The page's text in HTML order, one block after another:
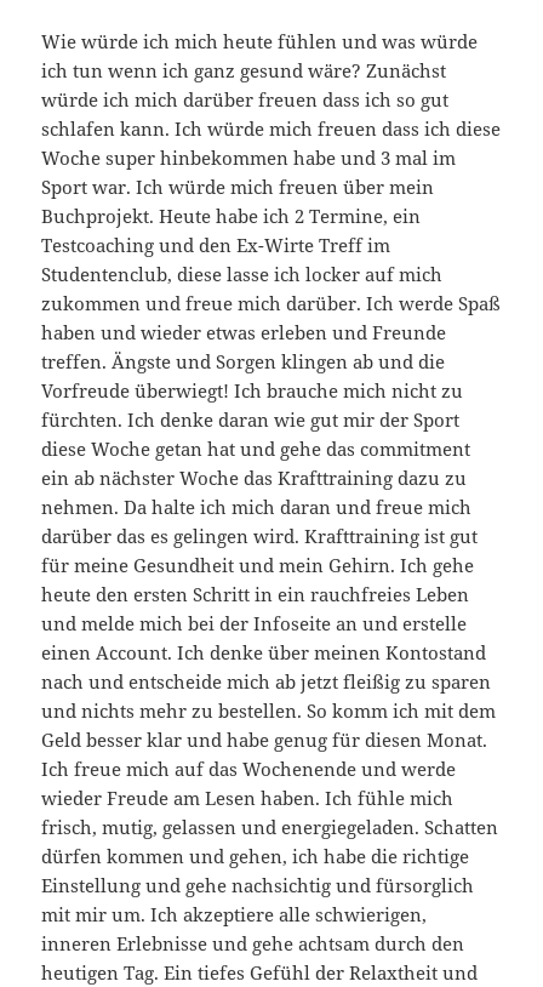
Wie würde ich mich heute fühlen und was würde
ich tun wenn ich ganz gesund wäre? Zunächst
würde ich mich darüber freuen dass ich so gut
schlafen kann. Ich würde mich freuen dass ich diese
Woche super hinbekommen habe und 3 mal im
Sport war. Ich würde mich freuen über mein
Buchprojekt. Heute habe ich 2 Termine, ein
Testcoaching und den Ex-Wirte Treff im
Studentenclub, diese lasse ich locker auf mich
zukommen und freue mich darüber. Ich werde Spaß
haben und wieder etwas erleben und Freunde
treffen. Ängste und Sorgen klingen ab und die
Vorfreude überwiegt! Ich brauche mich nicht zu
fürchten. Ich denke daran wie gut mir der Sport
diese Woche getan hat und gehe das commitment
ein ab nächster Woche das Krafttraining dazu zu
nehmen. Da halte ich mich daran und freue mich
darüber das es gelingen wird. Krafttraining ist gut
für meine Gesundheit und mein Gehirn. Ich gehe
heute den ersten Schritt in ein rauchfreies Leben
und melde mich bei der Infoseite an und erstelle
einen Account. Ich denke über meinen Kontostand
nach und entscheide mich ab jetzt fleißig zu sparen
und nichts mehr zu bestellen. So komm ich mit dem
Geld besser klar und habe genug für diesen Monat.
Ich freue mich auf das Wochenende und werde
wieder Freude am Lesen haben. Ich fühle mich
frisch, mutig, gelassen und energiegeladen. Schatten
dürfen kommen und gehen, ich habe die richtige
Einstellung und gehe nachsichtig und fürsorglich
mit mir um. Ich akzeptiere alle schwierigen,
inneren Erlebnisse und gehe achtsam durch den
heutigen Tag. Ein tiefes Gefühl der Relaxtheit und